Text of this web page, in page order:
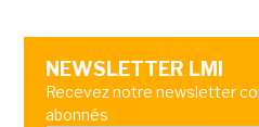
NEWSLETTER LMI
Recevez notre newsletter
abonnés